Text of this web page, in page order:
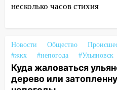
14:16 Шторм
14:14
Студента из
мошенники под
14:12 Куда
несколько часов стихия
Новости Общество
#жкх
#непогода #Ульяновск
Куда жаловаться
дерево или